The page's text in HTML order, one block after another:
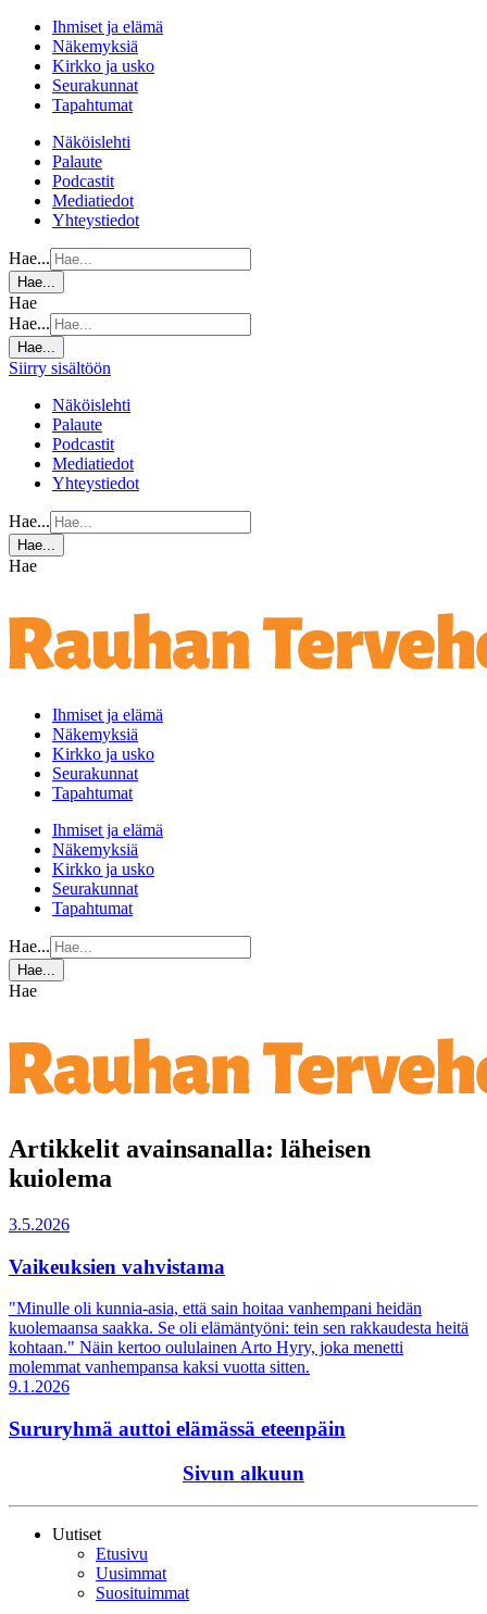
Ihmiset ja elämä
Näkemyksiä
Kirkko ja usko
Seurakunnat
Tapahtumat
Näköislehti
Palaute
Podcastit
Mediatiedot
Yhteystiedot
Hae...
Hae...
Hae
Hae...
Hae...
Siirry sisältöön
Näköislehti
Palaute
Podcastit
Mediatiedot
Yhteystiedot
Hae...
Hae...
Hae
Ihmiset ja elämä
Näkemyksiä
Kirkko ja usko
Seurakunnat
Tapahtumat
Ihmiset ja elämä
Näkemyksiä
Kirkko ja usko
Seurakunnat
Tapahtumat
Hae...
Hae...
Hae
Artikkelit avainsanalla: läheisen
kuiolema
3.5.2026
Vaikeuksien vahvistama
"Minulle oli kunnia-asia, että sain hoitaa vanhempani heidän
kuolemaansa saakka. Se oli elämäntyöni: tein sen rakkaudesta heitä
kohtaan." Näin kertoo oululainen Arto Hyry, joka menetti
molemmat vanhempansa kaksi vuotta sitten.
9.1.2026
Sururyhmä auttoi elämässä eteenpäin
Sivun alkuun
Uutiset
Etusivu
Uusimmat
Suosituimmat